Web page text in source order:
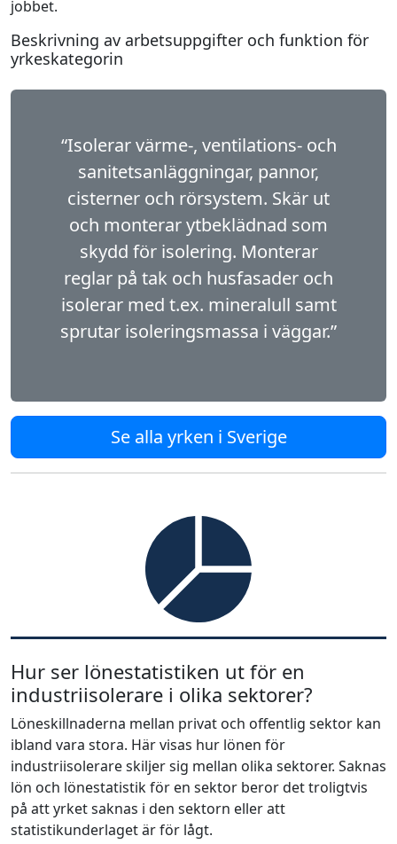
jobbet.
Beskrivning av arbetsuppgifter och funktion för
yrkeskategorin
“Isolerar värme-, ventilations- och
sanitetsanläggningar, pannor,
cisterner och rörsystem. Skär ut
och monterar ytbeklädnad som
skydd för isolering. Monterar
reglar på tak och husfasader och
isolerar med t.ex. mineralull samt
sprutar isoleringsmassa i väggar.”
Se alla yrken i Sverige
Hur ser lönestatistiken ut för en
industriisolerare i olika sektorer?
Löneskillnaderna mellan privat och offentlig sektor kan
ibland vara stora. Här visas hur lönen för
industriisolerare skiljer sig mellan olika sektorer. Saknas
lön och lönestatistik för en sektor beror det troligtvis
på att yrket saknas i den sektorn eller att
statistikunderlaget är för lågt.